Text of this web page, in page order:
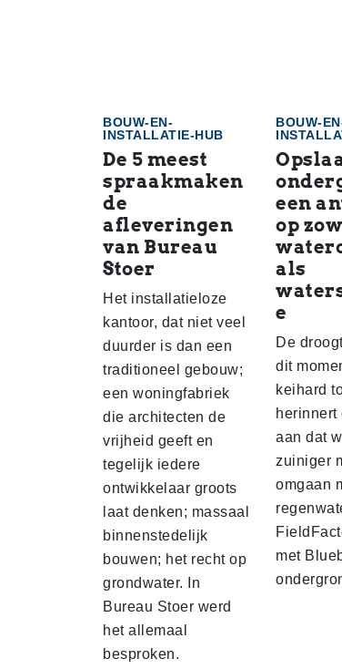
BOUW-EN-
INSTALLATIE-HUB
De 5 meest
spraakmaken
de
afleveringen
van Bureau
Stoer
Het installatieloze
kantoor, dat niet veel
duurder is dan een
traditioneel gebouw;
een woningfabriek
die architecten de
vrijheid geeft en
tegelijk iedere
ontwikkelaar groots
laat denken; massaal
binnenstedelijk
bouwen; het recht op
grondwater. In
Bureau Stoer werd
het allemaal
besproken.
BOUW-
een
op
als
e
De
dit
keihard
herinnert
aan dat
zuiniger
omgaan
met